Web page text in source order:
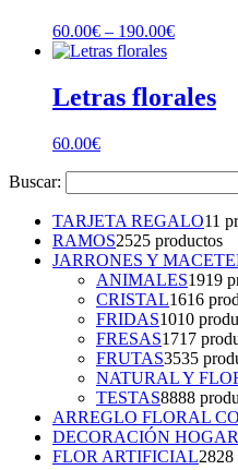
60.00€ – 190.00€
Letras florales
60.00€
Buscar:
TARJETA REGALO11
RAMOS2525 productos
JARRONES Y
ANIMALES1919
CRISTAL1616
FRIDAS1010
FRESAS1717
FRUTAS3535
NATURAL Y
TESTAS8888
ARREGLO FLORAL
DECORACIÓN HOGAR
FLOR ARTIFICIAL2828